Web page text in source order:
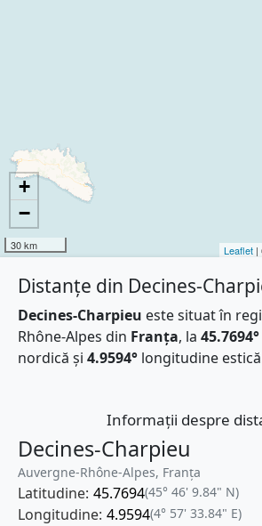
+
−
30 km Leaflet |
Distanțe din Decines-
Decines-Charpieu este situat în
Rhône-Alpes din Franţa, la 45.7694°
nordică și 4.9594° longitudine
Informații despre
Decines-Charpieu
Auvergne-Rhône-Alpes, Franţa
Latitudine: 45.7694(45° 46' 9.84" N)
Longitudine: 4.9594(4° 57' 33.84" E)